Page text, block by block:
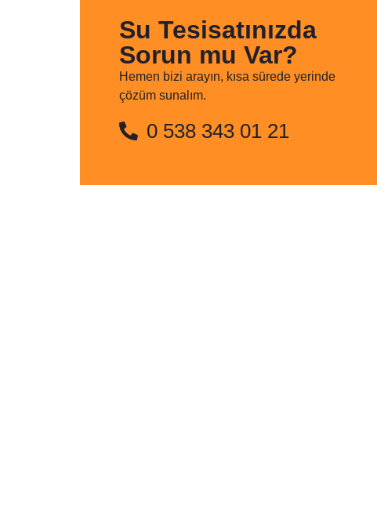
Su Tesisatınızda
Sorun mu Var?
Hemen bizi arayın, kısa sürede yerinde
çözüm sunalım.
0 538 343 01 21